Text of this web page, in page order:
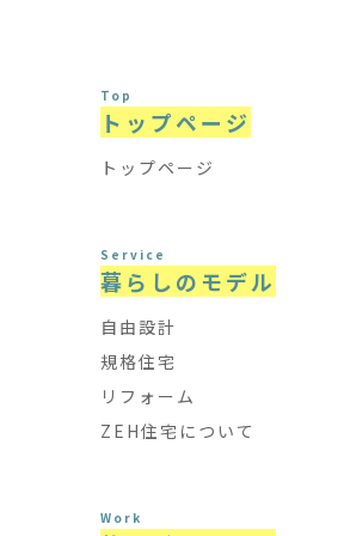
Top
トップページ
トップページ
Service
暮らしのモデル
自由設計
規格住宅
リフォーム
ZEH住宅について
Work